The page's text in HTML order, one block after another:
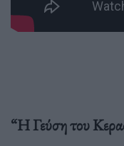
“Η Γεύση του